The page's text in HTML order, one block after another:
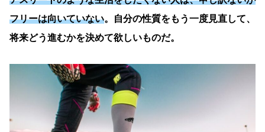
フリーは向いていない。自分の性質をもう一度見直して、
将来どう進むかを決めて欲しいものだ。